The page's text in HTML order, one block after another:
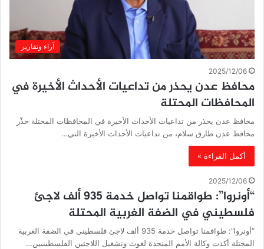
آراء وتقارير
2025/12/06
محافظ عدن يحذر من تداعيات الأحداث الأخيرة في
المحافظات المحتلة
محافظ عدن يحذر من تداعيات الأحداث الأخيرة في المحافظات المحتلة حذّر
محافظ عدن طارق سلام، من تداعيات الأحداث الأخيرة التي…
أكمل القراءة »
2025/12/06
“أونروا”: طواقمنا تواصل خدمة 935 ألف لاجئ
فلسطيني في الضفة الغربية المحتلة
“أونروا”: طواقمنا تواصل خدمة 935 ألف لاجئ فلسطيني في الضفة الغربية
المحتلة أكدت وكالة الأمم المتحدة لغوث وتشغيل اللاجئين الفلسطينيين…